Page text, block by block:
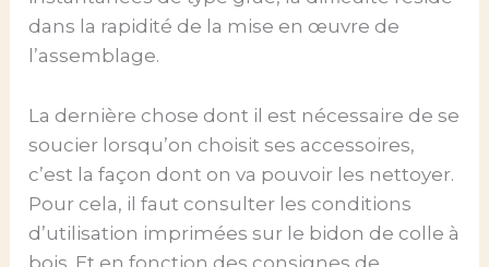
dans la rapidité de la mise en œuvre de
l’assemblage.
La dernière chose dont il est nécessaire de se
soucier lorsqu’on choisit ses accessoires,
c’est la façon dont on va pouvoir les nettoyer.
Pour cela, il faut consulter les conditions
d’utilisation imprimées sur le bidon de colle à
bois. Et en fonction des consignes de